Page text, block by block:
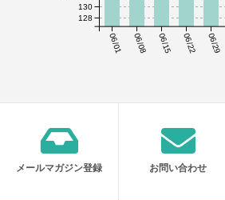
06/01 06/08 06/15 06/22 06/29
128
130
メールマガジン登録 お問い合わせ